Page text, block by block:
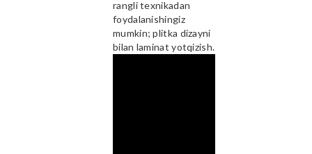
rangli texnikadan
foydalanishingiz
mumkin; plitka dizayni
bilan laminat yotqizish.